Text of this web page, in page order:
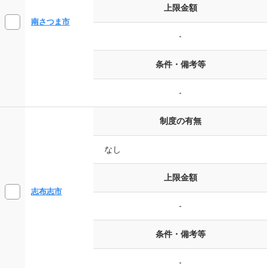
南さつま市
上限金額
-
条件・備考等
-
志布志市
制度の有無
なし
上限金額
-
条件・備考等
-